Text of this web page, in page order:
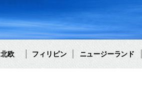
北欧 フィリピン ニュージーランド